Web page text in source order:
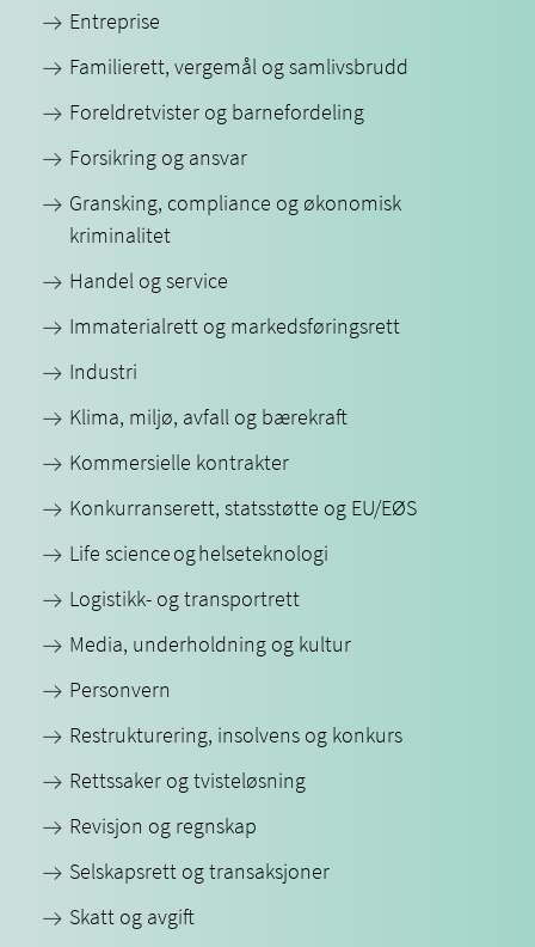
Entreprise
Familierett, vergemål og samlivsbrudd
Foreldretvister og barnefordeling
Forsikring og ansvar
Gransking, compliance og økonomisk
kriminalitet
Handel og service
Immaterialrett og markedsføringsrett
Industri
Klima, miljø, avfall og bærekraft
Kommersielle kontrakter
Konkurranserett, statsstøtte og EU/EØS
Life science og helseteknologi
Logistikk- og transportrett
Media, underholdning og kultur
Personvern
Restrukturering, insolvens og konkurs
Rettssaker og tvisteløsning
Revisjon og regnskap
Selskapsrett og transaksjoner
Skatt og avgift